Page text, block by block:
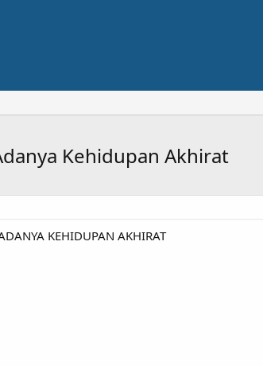
Kehidupan Akhirat
KEHIDUPAN AKHIRAT